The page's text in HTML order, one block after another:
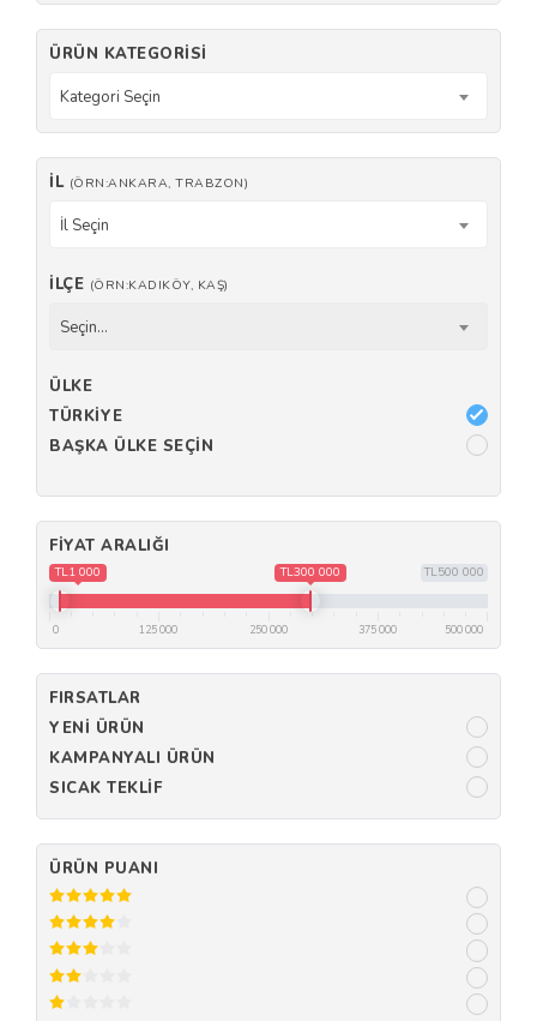
ÜRÜN KATEGORISI
Kategori Seçin
İL (ÖRN:ANKARA, TRABZON)
İl Seçin
İLÇE (ÖRN:KADIKÖY, KAŞ)
Seçin...
ÜLKE
TÜRKIYE
BAŞKA ÜLKE SEÇIN
FIYAT ARALIĞI
TL500 000
TL1 000 TL300 000
0 125 000 250 000 375 000 500 000
FIRSATLAR
YENI ÜRÜN
KAMPANYALI ÜRÜN
SICAK TEKLIF
ÜRÜN PUANI